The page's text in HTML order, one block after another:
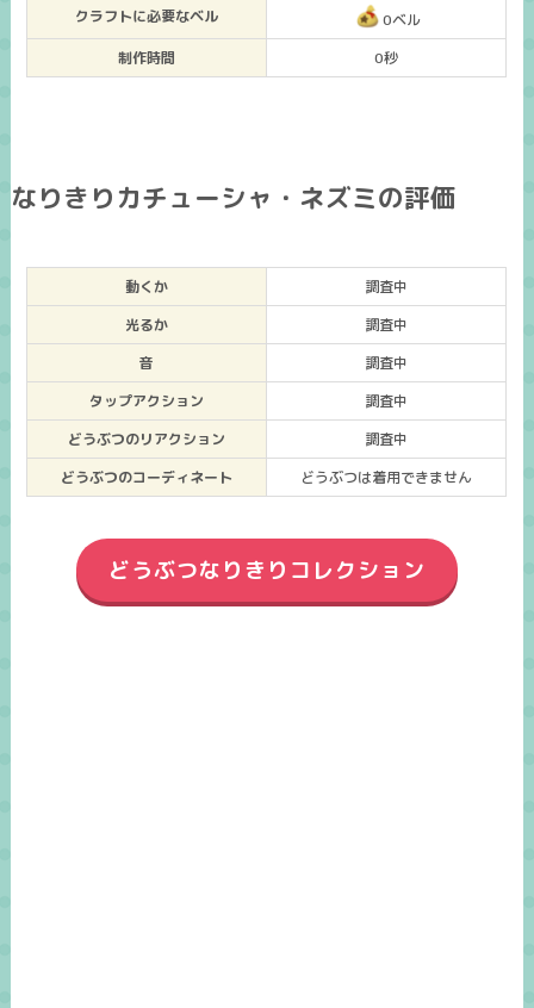
クラフトに必要なベル
0ベル
制作時間
0秒
なりきりカチューシャ・ネズミの評価
動くか
調査中
光るか
調査中
音
調査中
タップアクション
調査中
どうぶつのリアクション
調査中
どうぶつのコーディネート
どうぶつは着用できません
どうぶつなりきりコレクション